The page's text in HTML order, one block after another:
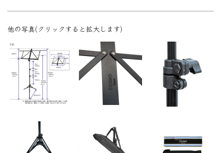
他の写真(クリックすると拡大します)